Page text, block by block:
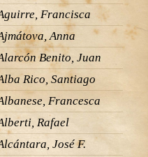
Francisca
Anna
Benito, Juan
Rico, Santiago
Francesca
Rafael
José F.